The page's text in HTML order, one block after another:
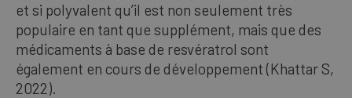
et si polyvalent qu’il est non seulement très
populaire en tant que supplément, mais que des
médicaments à base de resvératrol sont
également en cours de développement (Khattar S,
2022).
A propos de Camfida
Contact